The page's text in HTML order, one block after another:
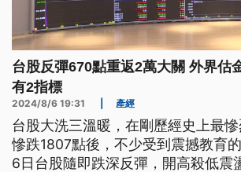
台股反彈670點重返2萬大關 外界估
有2指標
2024/8/6 19:31 產經
台股大洗三溫暖，在剛歷經史上最
慘跌1807點後，不少受到震撼教育
6日台股隨即跌深反彈，開高殺低震